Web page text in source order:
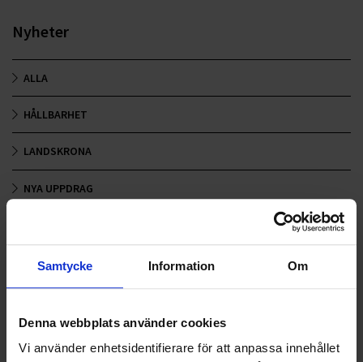
Samtycke Information Om
Denna webbplats använder cookies
Vi använder enhetsidentifierare för att anpassa innehållet
Nyheter
ALLA
HÅLLBARHET
LANDSKRONA
NYA UPPDRAG
OHLSSONS REGION SYD